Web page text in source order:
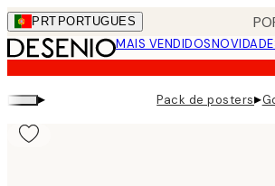
Skip
to
main
content.
PRT PORTUGUES
MAIS VENDIDOS
▸ Pack de posters▸